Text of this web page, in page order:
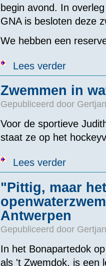
begin avond. In
GNA is besloten deze
We hebben een
Lees verderover
Zwemmen in
Gepubliceerd door
Voor de sportieve
staat ze op het
Lees verderover
"Pittig, maar
Antwerpen
Gepubliceerd door
In het Bonapartedok
als 't Zwemdok, is een